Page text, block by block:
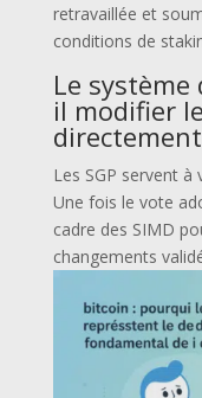
retravaillée et
conditions de
Le
il modifier
Les SGP servent
Une fois le vote
cadre des SIMD
changements